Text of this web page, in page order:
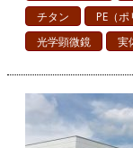
チタン
PE（ポ
光学顕微鏡
実